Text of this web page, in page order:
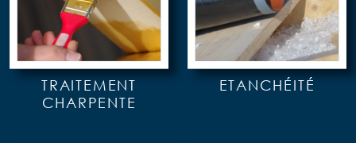
TRAITEMENT
CHARPENTE
ETANCHÉITÉ